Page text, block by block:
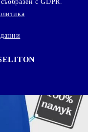
с GDPR.